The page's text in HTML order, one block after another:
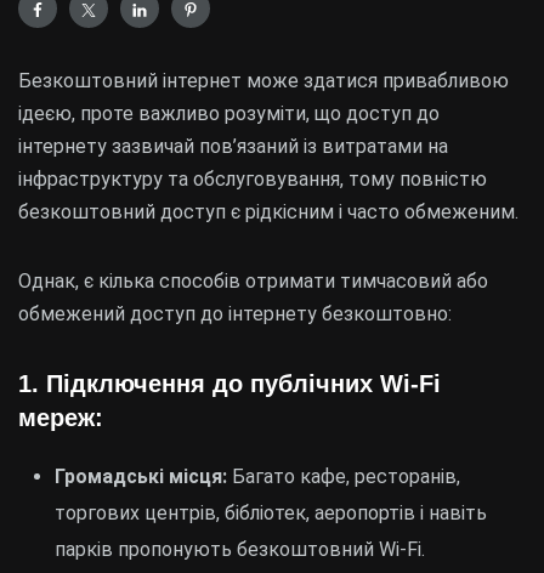
Безкоштовний інтернет може здатися привабливою
ідеєю, проте важливо розуміти, що доступ до
інтернету зазвичай пов’язаний із витратами на
інфраструктуру та обслуговування, тому повністю
безкоштовний доступ є рідкісним і часто обмеженим.
Однак, є кілька способів отримати тимчасовий або
обмежений доступ до інтернету безкоштовно:
1. Підключення до публічних Wi-Fi
мереж:
Громадські місця: Багато кафе, ресторанів,
торгових центрів, бібліотек, аеропортів і навіть
парків пропонують безкоштовний Wi-Fi.